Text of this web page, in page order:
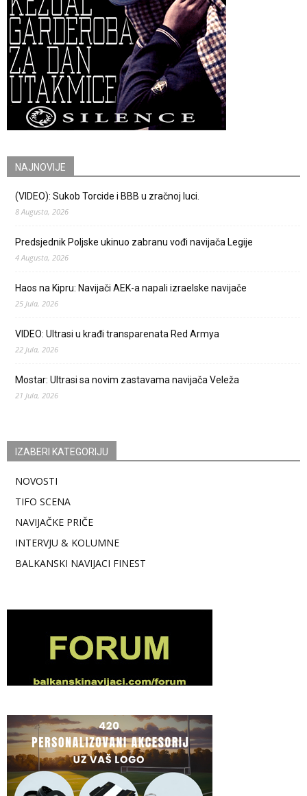
NAJNOVIJE
(VIDEO): Sukob Torcide i BBB u zračnoj luci.
8 Augusta, 2026
Predsjednik Poljske ukinuo zabranu vođi navijača Legije
4 Augusta, 2026
Haos na Kipru: Navijači AEK-a napali izraelske navijače
25 Jula, 2026
VIDEO: Ultrasi u krađi transparenata Red Armya
22 Jula, 2026
Mostar: Ultrasi sa novim zastavama navijača Veleža
21 Jula, 2026
IZABERI KATEGORIJU
NOVOSTI
TIFO SCENA
NAVIJAČKE PRIČE
INTERVJU & KOLUMNE
BALKANSKI NAVIJACI FINEST